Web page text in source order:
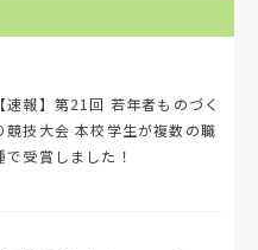
【速報】第21回 若年者ものづく
競技大会 本校学生が複数の職
で受賞しました！